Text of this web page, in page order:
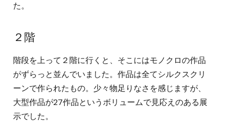
た。
２階
階段を上って２階に行くと、そこにはモノクロの作品
がずらっと並んでいました。作品は全てシルクスクリ
ーンで作られたもの。少々物足りなさを感じますが、
大型作品が27作品というボリュームで見応えのある展
示でした。